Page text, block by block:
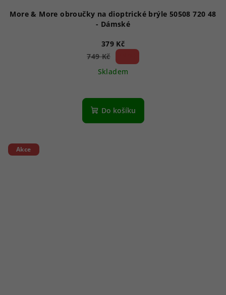
More & More obroučky na dioptrické brýle 50508 720 48
- Dámské
379 Kč
749 Kč
Skladem
Do košíku
Akce